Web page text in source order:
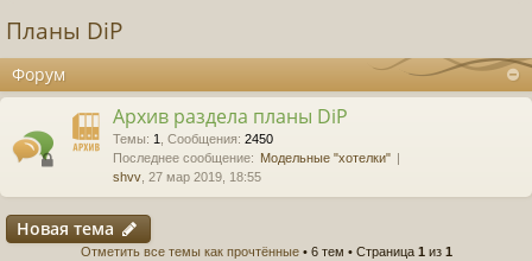
Планы DiP
Форум
Архив раздела планы DiP
Темы: 1, Сообщения: 2450
Последнее сообщение: Модельные "хотелки"
shvv, 27 мар 2019, 18:55
Новая тема
Отметить все темы как прочтённые• 6 тем • Страница 1из 1